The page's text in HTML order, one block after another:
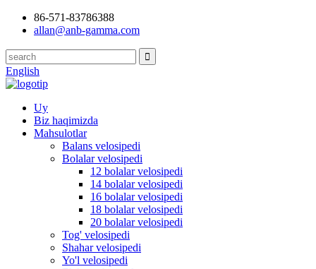
86-571-83786388
allan@anb-gamma.com
English
Uy
Biz haqimizda
Mahsulotlar
Balans velosipedi
Bolalar velosipedi
12 bolalar velosipedi
14 bolalar velosipedi
16 bolalar velosipedi
18 bolalar velosipedi
20 bolalar velosipedi
Tog' velosipedi
Shahar velosipedi
Yo'l velosipedi